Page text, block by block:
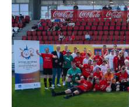
IMPERIAL MARKETS
TRÄGERVEREIN EINWEGPFAND
SPECIAL OLYMPICS ÖSTERREICH
MEDIA
LOGOS